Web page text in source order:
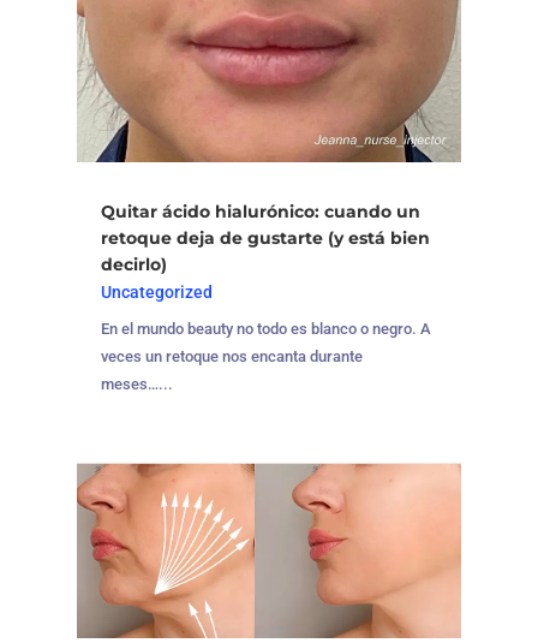
Quitar ácido hialurónico: cuando un
retoque deja de gustarte (y está bien
decirlo)
Uncategorized
En el mundo beauty no todo es blanco o negro. A
veces un retoque nos encanta durante
meses…...